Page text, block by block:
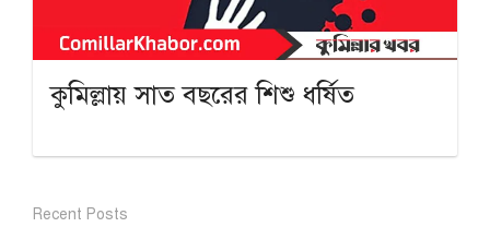
কুমিল্লায় সাত বছরের শিশু ধর্ষিত
Recent Posts